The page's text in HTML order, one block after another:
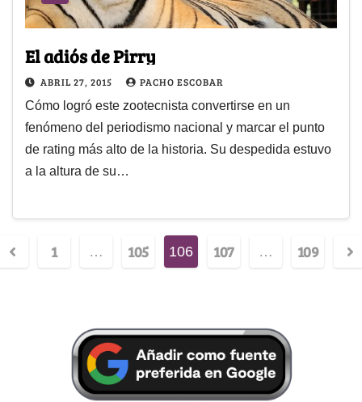
El adiós de Pirry
ABRIL 27, 2015 PACHO ESCOBAR
Cómo logró este zootecnista convertirse en un
fenómeno del periodismo nacional y marcar el punto
de rating más alto de la historia. Su despedida estuvo
a la altura de su…
1 … 105 106 107 … 109